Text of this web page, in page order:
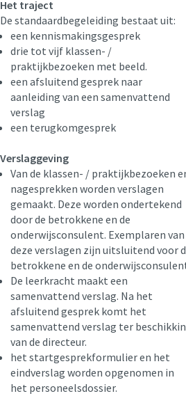
Het traject
De standaardbegeleiding bestaat uit:
een kennismakingsgesprek
drie tot vijf klassen- /
praktijkbezoeken met beeld.
een afsluitend gesprek naar
aanleiding van een samenvattend
verslag
een terugkomgesprek
Verslaggeving
Van de klassen- / praktijkbezoeken
nagesprekken worden verslagen
gemaakt. Deze worden ondertekend
door de betrokkene en de
onderwijsconsulent. Exemplaren van
deze verslagen zijn uitsluitend voor
betrokkene en de
De leerkracht maakt een
samenvattend verslag. Na het
afsluitend gesprek komt het
samenvattend verslag ter
van de directeur.
het startgesprekformulier en het
eindverslag worden opgenomen in
het personeelsdossier.